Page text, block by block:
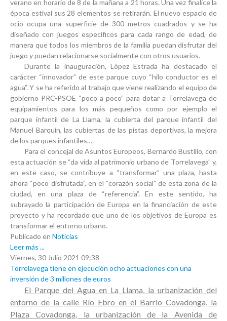
verano en horario de 8 de la mañana a 21 horas. Una vez finalice la
época estival sus 28 elementos se retirarán. El nuevo espacio de
ocio ocupa una superficie de 300 metros cuadrados y se ha
diseñado con juegos específicos para cada rango de edad, de
manera que todos los miembros de la familia puedan disfrutar del
juego y puedan relacionarse socialmente con otros usuarios.
Durante la inauguración, López Estrada ha destacado el
carácter “innovador” de este parque cuyo “hilo conductor es el
agua”. Y se ha referido al trabajo que viene realizando el equipo de
gobierno PRC-PSOE “poco a poco” para dotar a Torrelavega de
equipamientos para los más pequeños como por ejemplo el
parque infantil de La Llama, la cubierta del parque infantil del
Manuel Barquín, las cubiertas de las pistas deportivas, la mejora
de los parques infantiles…
Para el concejal de Asuntos Europeos, Bernardo Bustillo, con
esta actuación se “da vida al patrimonio urbano de Torrelavega” y,
en este caso, se contribuye a “transformar” una plaza, hasta
ahora “poco disfrutada”, en el “corazón social” de esta zona de la
ciudad, en una plaza de “referencia”. En este sentido, ha
subrayado la participación de Europa en la financiación de este
proyecto y ha recordado que uno de los objetivos de Europa es
transformar el entorno urbano.
Publicado en Noticias
Leer más ...
Viernes, 30 Julio 2021 09:38
Torrelavega tiene en ejecución ocho actuaciones con una
inversión de 3 millones de euros
El Parque del Agua en La Llama, la urbanización del
entorno de la calle Río Ebro en el Barrio Covadonga, la
Plaza Covadonga, la urbanización de la Avenida de